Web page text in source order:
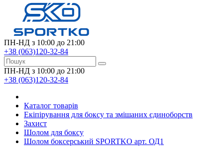
ПН-НД з 10:00 до 21:00
+38 (063)120-32-84
ПН-НД з 10:00 до 21:00
+38 (063)120-32-84
Каталог товарів
Екіпірування для боксу та змішаних єдиноборств
Захист
Шолом для боксу
Шолом боксерський SPORTKO арт. ОД1